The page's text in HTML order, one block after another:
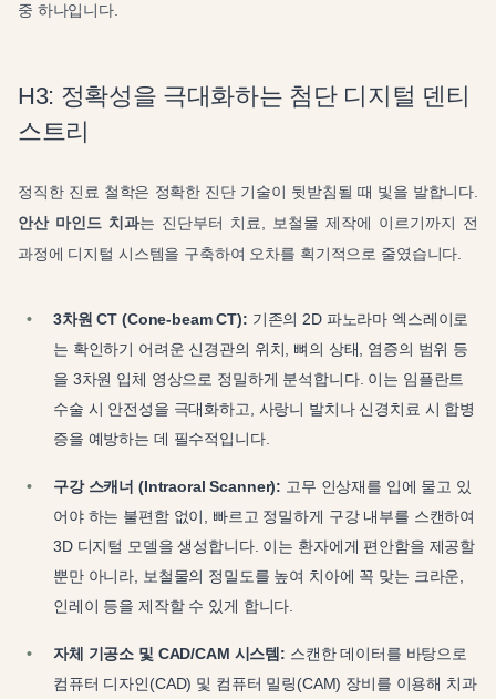
중 하나입니다.
H3: 정확성을 극대화하는 첨단 디지털 덴티
스트리
정직한 진료 철학은 정확한 진단 기술이 뒷받침될 때 빛을 발합니다.
안산 마인드 치과는 진단부터 치료, 보철물 제작에 이르기까지 전
과정에 디지털 시스템을 구축하여 오차를 획기적으로 줄였습니다.
3차원 CT (Cone-beam CT): 기존의 2D 파노라마 엑스레이로
는 확인하기 어려운 신경관의 위치, 뼈의 상태, 염증의 범위 등
을 3차원 입체 영상으로 정밀하게 분석합니다. 이는 임플란트
수술 시 안전성을 극대화하고, 사랑니 발치나 신경치료 시 합병
증을 예방하는 데 필수적입니다.
구강 스캐너 (Intraoral Scanner): 고무 인상재를 입에 물고 있
어야 하는 불편함 없이, 빠르고 정밀하게 구강 내부를 스캔하여
3D 디지털 모델을 생성합니다. 이는 환자에게 편안함을 제공할
뿐만 아니라, 보철물의 정밀도를 높여 치아에 꼭 맞는 크라운,
인레이 등을 제작할 수 있게 합니다.
자체 기공소 및 CAD/CAM 시스템: 스캔한 데이터를 바탕으로
컴퓨터 디자인(CAD) 및 컴퓨터 밀링(CAM) 장비를 이용해 치과